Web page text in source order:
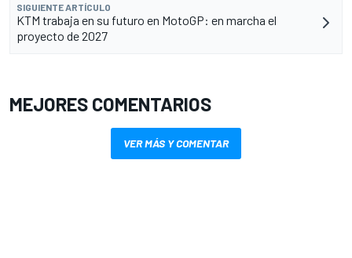
SIGUIENTE ARTÍCULO
KTM trabaja en su futuro en MotoGP: en marcha el
proyecto de 2027
MEJORES COMENTARIOS
VER MÁS Y COMENTAR